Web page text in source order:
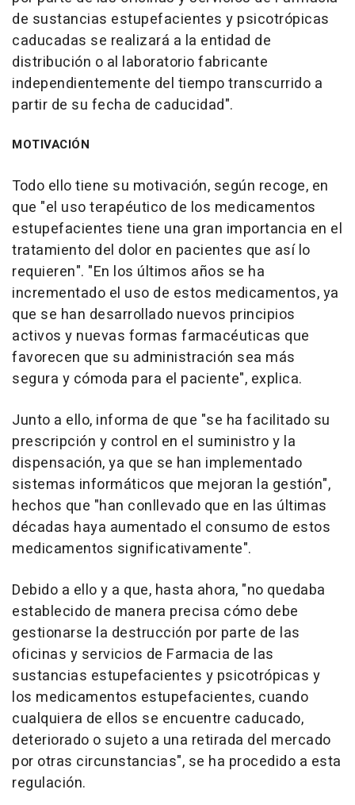
de sustancias estupefacientes y psicotrópicas
caducadas se realizará a la entidad de
distribución o al laboratorio fabricante
independientemente del tiempo transcurrido a
partir de su fecha de caducidad".
MOTIVACIÓN
Todo ello tiene su motivación, según recoge, en
que "el uso terapéutico de los medicamentos
estupefacientes tiene una gran importancia en el
tratamiento del dolor en pacientes que así lo
requieren". "En los últimos años se ha
incrementado el uso de estos medicamentos, ya
que se han desarrollado nuevos principios
activos y nuevas formas farmacéuticas que
favorecen que su administración sea más
segura y cómoda para el paciente", explica.
Junto a ello, informa de que "se ha facilitado su
prescripción y control en el suministro y la
dispensación, ya que se han implementado
sistemas informáticos que mejoran la gestión",
hechos que "han conllevado que en las últimas
décadas haya aumentado el consumo de estos
medicamentos significativamente".
Debido a ello y a que, hasta ahora, "no quedaba
establecido de manera precisa cómo debe
gestionarse la destrucción por parte de las
oficinas y servicios de Farmacia de las
sustancias estupefacientes y psicotrópicas y
los medicamentos estupefacientes, cuando
cualquiera de ellos se encuentre caducado,
deteriorado o sujeto a una retirada del mercado
por otras circunstancias", se ha procedido a esta
regulación.